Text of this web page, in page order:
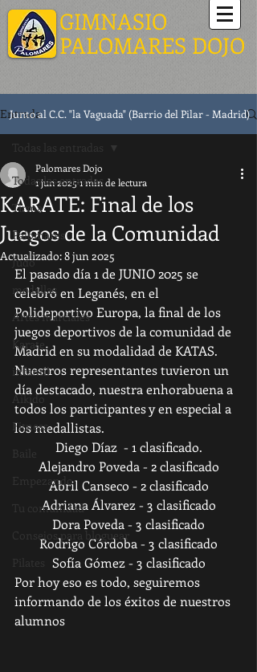
GIMNASIO
PALOMARES DOJO
Junto al C.C. "la Vaguada" (Barrio del Pilar - Madrid)
Entrada
Todas las entradas
Tirma
Palomares
Judo
medallas
Artes marciales
Karate
infantil
Aikido
Fitness
Baile
Empezando
Tu comunidad
Consejos para bloguear
Pilates
Todas las entradas
KARATE: Final de los
Juegos de la Comunidad
Palomares Dojo
1 jun 2025 1 min de lectura
Actualizado:8 jun 2025
El pasado día 1 de JUNIO 2025 se
celebró en Leganés, en el
Polideportivo Europa, la final de los
juegos deportivos de la comunidad de
Madrid en su modalidad de KATAS.
Nuestros representantes tuvieron un
día destacado, nuestra enhorabuena a
todos los participantes y en especial a
los medallistas.
Diego Díaz  - 1 clasificado.
Alejandro Poveda - 2 clasificado
Abril Canseco - 2 clasificado
Adriana Álvarez - 3 clasificado
Dora Poveda - 3 clasificado
Rodrigo Córdoba - 3 clasificado
Sofía Gómez - 3 clasificado
Por hoy eso es todo, seguiremos
informando de los éxitos de nuestros
alumnos